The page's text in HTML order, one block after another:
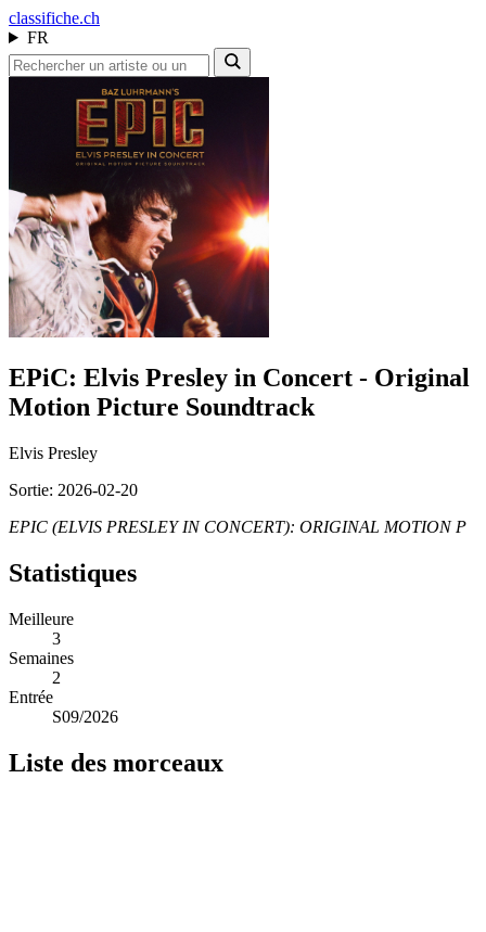
classifiche.ch
FR
EPiC: Elvis Presley in Concert - Original
Motion Picture Soundtrack
Elvis Presley
Sortie: 2026-02-20
EPIC (ELVIS PRESLEY IN CONCERT): ORIGINAL MOTION P
Statistiques
Meilleure
3
Semaines
2
Entrée
S09/2026
Liste des morceaux